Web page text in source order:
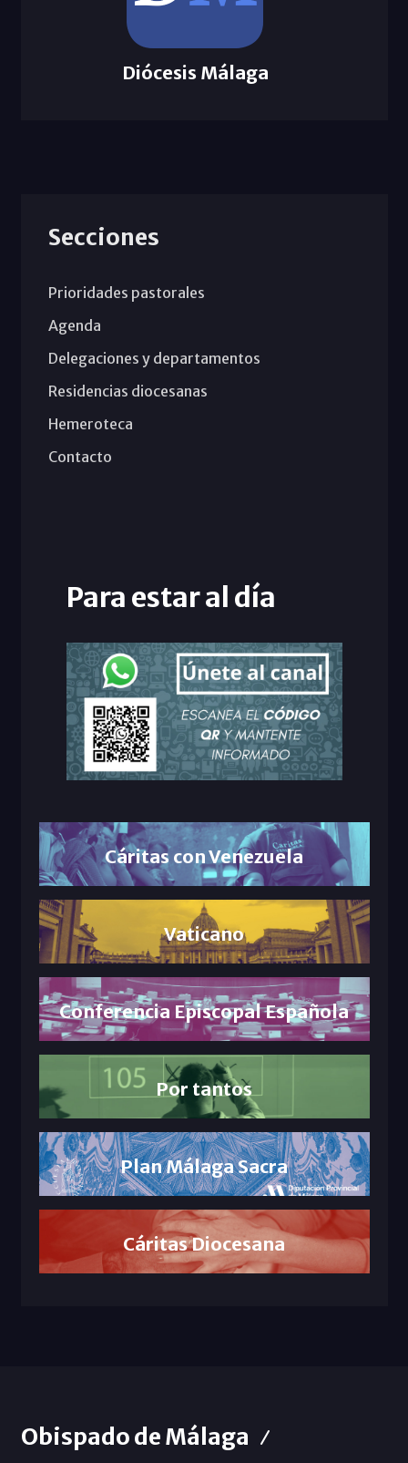
Diócesis Málaga
Secciones
Prioridades pastorales
Agenda
Delegaciones y departamentos
Residencias diocesanas
Hemeroteca
Contacto
Para estar al día
Cáritas con Venezuela
Vaticano
Conferencia Episcopal Española
Por tantos
Plan Málaga Sacra
Cáritas Diocesana
Obispado de Málaga